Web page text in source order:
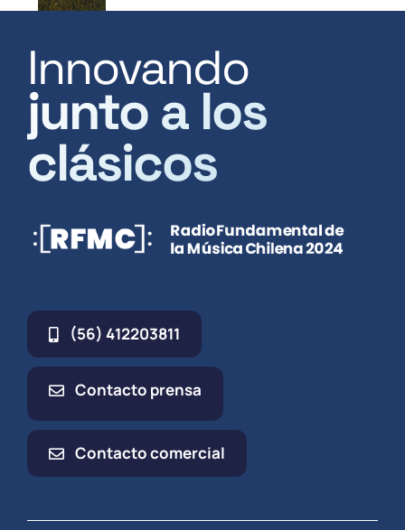
Innovando
junto a los
clásicos
(56) 412203811
Contacto prensa
Contacto comercial